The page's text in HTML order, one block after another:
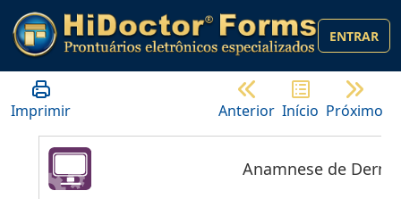
ENTRAR
Imprimir Anterior Início Próximo
Anamnese de